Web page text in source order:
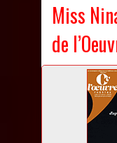
Miss
de